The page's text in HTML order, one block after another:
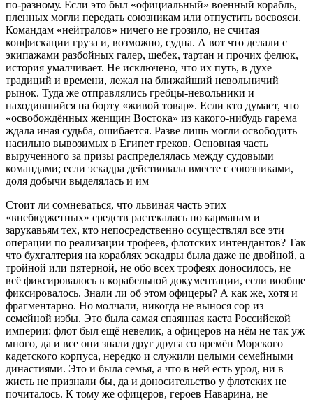
по-разному. Если это был «официальный» военный корабль,
пленных могли передать союзникам или отпустить восвояси.
Командам «нейтралов» ничего не грозило, не считая
конфискации груза и, возможно, судна. А вот что делали с
экипажами разбойных галер, шебек, тартан и прочих фелюк,
история умалчивает. Не исключено, что их путь, в духе
традиций и времени, лежал на ближайший невольничий
рынок. Туда же отправлялись гребцы-невольники и
находившийся на борту «живой товар». Если кто думает, что
«освобождённых женщин Востока» из какого-нибудь гарема
ждала иная судьба, ошибается. Разве лишь могли освободить
насильно вывозимых в Египет греков. Основная часть
вырученного за призы распределялась между судовыми
командами; если эскадра действовала вместе с союзниками,
доля добычи выделялась и им
Стоит ли сомневаться, что львиная часть этих
«внебюджетных» средств растекалась по карманам и
зарукавьям тех, кто непосредственно осуществлял все эти
операции по реализации трофеев, флотских интендантов? Так
что бухгалтерия на кораблях эскадры была даже не двойной, а
тройной или пятерной, не обо всех трофеях доносилось, не
всё фиксировалось в корабельной документации, если вообще
фиксировалось. Знали ли об этом офицеры? А как же, хотя и
фрагментарно. Но молчали, никогда не вынося сор из
семейной избы. Это была самая спаянная каста Российской
империи: флот был ещё невелик, а офицеров на нём не так уж
много, да и все они знали друг друга со времён Морского
кадетского корпуса, нередко и служили целыми семейными
династиями. Это и была семья, а что в ней есть урод, ни в
жисть не признали бы, да и доносительство у флотских не
почиталось. К тому же офицеров, героев Наварина, не